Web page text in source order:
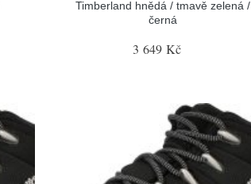
Timberland hnědá / tmavě zelená /
černá
3 649 Kč